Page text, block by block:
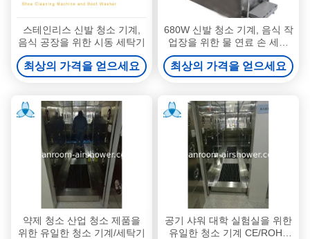
스테인리스 신발 청소 기계,
음식 공장을 위한 시동 세탁기
최상의 가격을 얻으세요
680W 신발 청소 기계, 음식 작
업장을 위한 물 연료 손 세척
기계
최상의 가격을 얻으세요
약제 청소 산업 청소 제품을
위한 유일한 청소 기계/세탁기
공기 샤워 대학 실험실을 위한
유일한 청소 기계 CE/ROHS